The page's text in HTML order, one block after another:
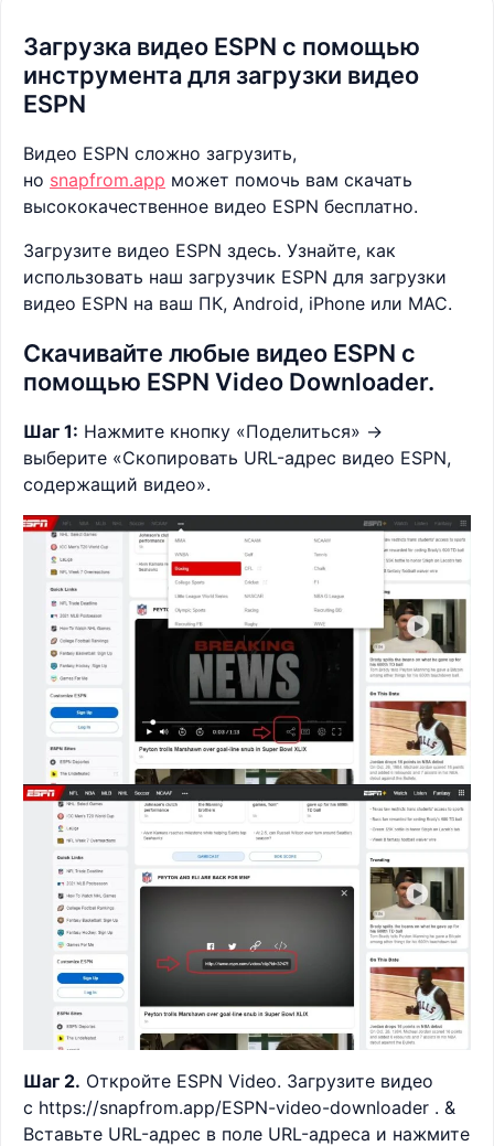
Загрузка видео ESPN с помощью
инструмента для загрузки видео
ESPN
Видео ESPN сложно загрузить,
но snapfrom.app может помочь вам скачать
высококачественное видео ESPN бесплатно.
Загрузите видео ESPN здесь. Узнайте, как
использовать наш загрузчик ESPN для загрузки
видео ESPN на ваш ПК, Android, iPhone или MAC.
Скачивайте любые видео ESPN с
помощью ESPN Video Downloader.
Шаг 1: Нажмите кнопку «Поделиться» ->
выберите «Скопировать URL-адрес видео ESPN,
содержащий видео».
Шаг 2. Откройте ESPN Video. Загрузите видео
с https://snapfrom.app/ESPN-video-downloader . &
Вставьте URL-адрес в поле URL-адреса и нажмите